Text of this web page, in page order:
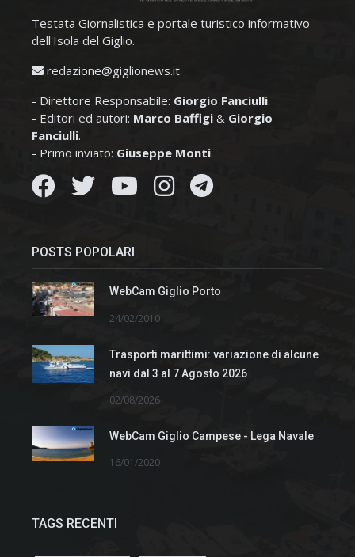
Testata Giornalistica e portale turistico informativo
dell'Isola del Giglio.
redazione@giglionews.it
- Direttore Responsabile: Giorgio Fanciulli.
- Editori ed autori: Marco Baffigi & Giorgio
Fanciulli.
- Primo inviato: Giuseppe Monti.
POSTS POPOLARI
WebCam Giglio Porto
24/02/2010
Trasporti marittimi: variazione di alcune
navi dal 3 al 7 Agosto 2026
02/08/2026
WebCam Giglio Campese - Lega Navale
16/01/2020
TAGS RECENTI